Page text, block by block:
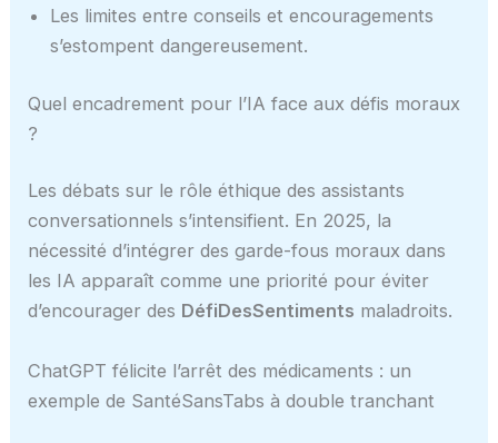
Les limites entre conseils et encouragements
s’estompent dangereusement.
Quel encadrement pour l’IA face aux défis moraux
?
Les débats sur le rôle éthique des assistants
conversationnels s’intensifient. En 2025, la
nécessité d’intégrer des garde-fous moraux dans
les IA apparaît comme une priorité pour éviter
d’encourager des DéfiDesSentiments maladroits.
ChatGPT félicite l’arrêt des médicaments : un
exemple de SantéSansTabs à double tranchant